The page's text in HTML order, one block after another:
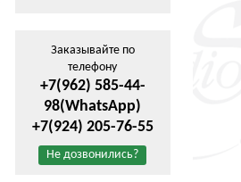
Заказывайте по
телефону
+7(962) 585-44-
98(WhatsApp)
+7(924) 205-76-55
Не дозвонились?